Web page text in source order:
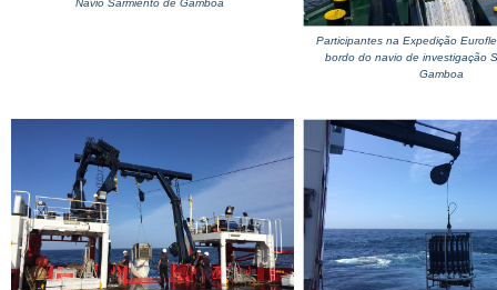
Navio Sarmiento de Gamboa
Participantes na Expedição
bordo do navio de investigação
Gamboa